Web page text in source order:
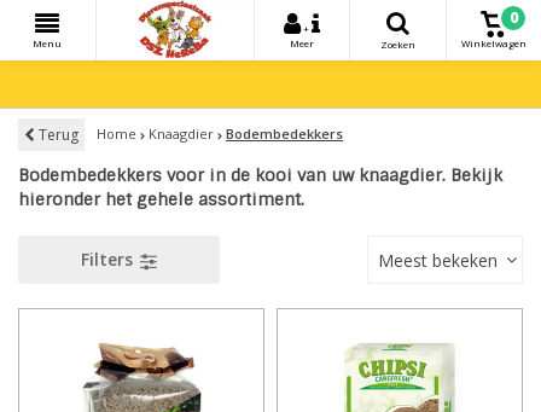
Menu
+
Meer
Zoeken
0
Winkelwagen
Terug Home Knaagdier Bodembedekkers
Bodembedekkers voor in de kooi van uw knaagdier. Bekijk
hieronder het gehele assortiment.
Filters Meest bekeken